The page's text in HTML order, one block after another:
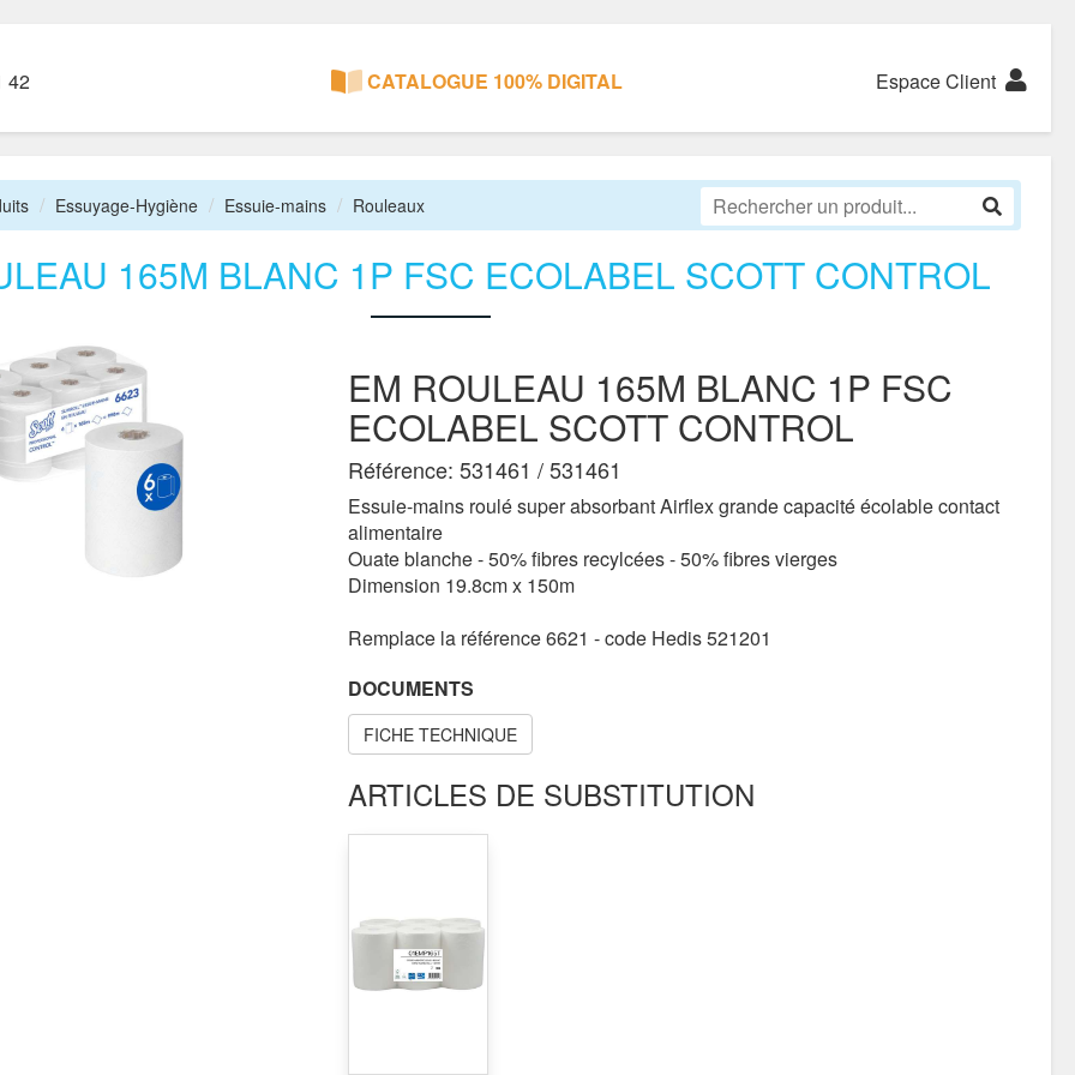
42 CATALOGUE 100% DIGITAL Espace Client
Essuyage-Hygiène Essuie-mains Rouleaux
165M BLANC 1P FSC ECOLABEL SCOTT CONTROL
EM ROULEAU 165M BLANC 1P FSC
ECOLABEL SCOTT CONTROL
Référence: 531461 / 531461
Essuie-mains roulé super absorbant Airflex grande capacité écolable contact
alimentaire
Ouate blanche - 50% fibres recylcées - 50% fibres vierges
Dimension 19.8cm x 150m
Remplace la référence 6621 - code Hedis 521201
DOCUMENTS
FICHE TECHNIQUE
ARTICLES DE SUBSTITUTION